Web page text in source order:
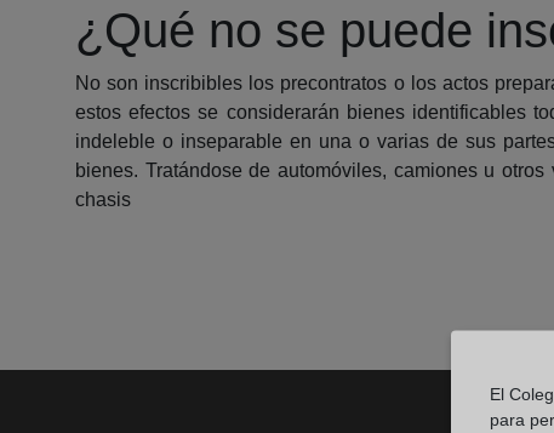
¿Qué no se puede
No son inscribibles los precontratos o los actos
estos efectos se considerarán bienes identificables
indeleble o inseparable en una o varias de sus
bienes. Tratándose de automóviles, camiones u
chasis
El
para